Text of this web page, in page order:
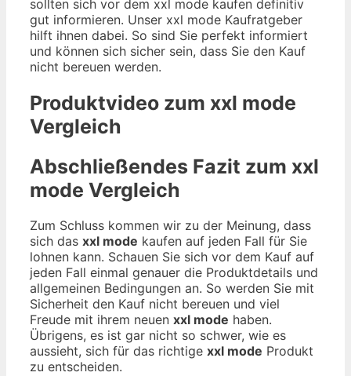
sollten sich vor dem xxl mode kaufen definitiv
gut informieren. Unser xxl mode Kaufratgeber
hilft ihnen dabei. So sind Sie perfekt informiert
und können sich sicher sein, dass Sie den Kauf
nicht bereuen werden.
Produktvideo zum xxl mode
Vergleich
Abschließendes Fazit zum xxl
mode Vergleich
Zum Schluss kommen wir zu der Meinung, dass
sich das xxl mode kaufen auf jeden Fall für Sie
lohnen kann. Schauen Sie sich vor dem Kauf auf
jeden Fall einmal genauer die Produktdetails und
allgemeinen Bedingungen an. So werden Sie mit
Sicherheit den Kauf nicht bereuen und viel
Freude mit ihrem neuen xxl mode haben.
Übrigens, es ist gar nicht so schwer, wie es
aussieht, sich für das richtige xxl mode Produkt
zu entscheiden.